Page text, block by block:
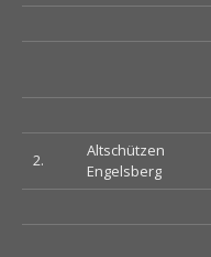
2.
Altschützen
Engelsberg